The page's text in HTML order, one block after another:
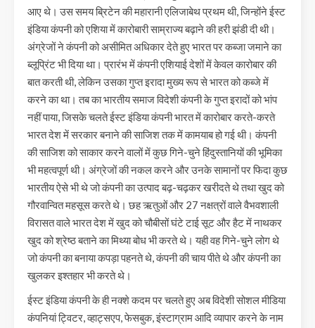
आए थे। उस समय ब्रिटेन की महारानी एलिजाबेथ प्रथम थी, जिन्होंने ईस्ट
इंडिया कंपनी को एशिया में कारोबारी साम्राज्य बढ़ाने की हरी झंडी दी थी।
अंग्रेजों ने कंपनी को असीमित अधिकार देते हुए भारत पर कब्जा जमाने का
ब्लूप्रिंट भी दिया था। प्रारंभ में कंपनी एशियाई देशों में केवल कारोबार की
बात करती थी, लेकिन उसका गुप्त इरादा मुख्य रूप से भारत को कब्जे में
करने का था। तब का भारतीय समाज विदेशी कंपनी के गुप्त इरादों को भांप
नहीं पाया, जिसके चलते ईस्ट इंडिया कंपनी भारत में कारोबार करते-करते
भारत देश में सरकार बनाने की साजिश तक में कामयाब हो गई थी। कंपनी
की साजिश को साकार करने वालों में कुछ गिने-चुने हिंदुस्तानियों की भूमिका
भी महत्वपूर्ण थी। अंग्रेजों की नकल करने और उनके सामानों पर फिदा कुछ
भारतीय ऐसे भी थे जो कंपनी का उत्पाद बढ़-चढ़कर खरीदते थे तथा खुद को
गौरवान्वित महसूस करते थे। छह ऋतुओं और 27 नक्षत्रों वाले वैभवशाली
विरासत वाले भारत देश में खुद को चौबीसों घंटे टाई सूट और हैट में नाथकर
खुद को श्रेष्ठ बताने का मिथ्या बोध भी करते थे। यही वह गिने-चुने लोग थे
जो कंपनी का बनाया कपड़ा पहनते थे, कंपनी की चाय पीते थे और कंपनी का
खुलकर इश्तहार भी करते थे।
ईस्ट इंडिया कंपनी के ही नक्शे कदम पर चलते हुए अब विदेशी सोशल मीडिया
कंपनियां ट्विटर, व्हाट्सएप, फेसबुक, इंस्टाग्राम आदि व्यापार करने के नाम